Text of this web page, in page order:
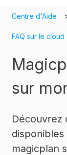
Centre d'Aide
FAQ sur le cloud
sur
Découvrez
magicplan